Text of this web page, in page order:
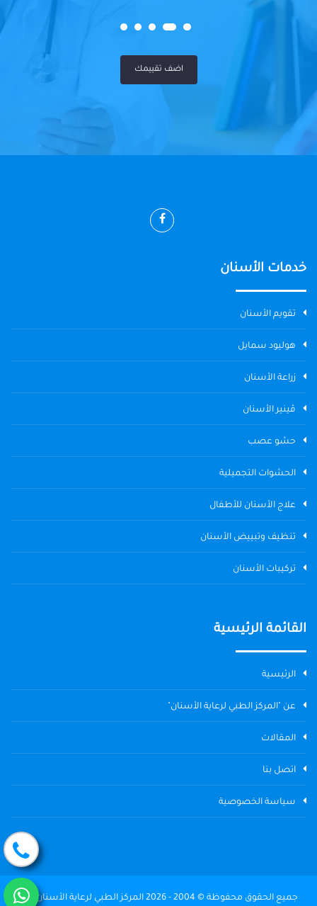
اضف تقييمك
خدمات الأسنان
تقويم الأسنان
هوليود سمايل
زراعة الأسنان
ڤينير الأسنان
حشو عصب
الحشوات التجميلية
علاج الأسنان للأطفال
تنظيف وتبييض الأسنان
تركيبات الأسنان
القائمة الرئيسية
الرئيسية
عن "المركز الطبي لرعاية الأسنان"
المقالات
اتصل بنا
سياسة الخصوصية
جميع الحقوق محفوظة © 2004 - 2026 المركز الطبي لرعاية الأسنان The